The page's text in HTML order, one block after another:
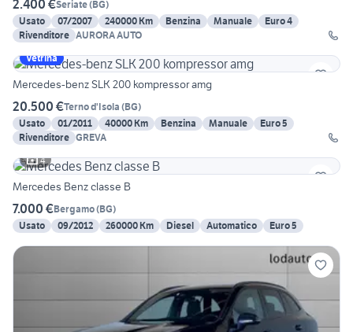
2.400 €Seriate(BG)
Usato
07/2007 240000 Km Benzina Manuale
Euro 4
Rivenditore AURORA AUTO
Vetrina
Mercedes-benz SLK 200 kompressor amg
20.500 €Terno d'Isola (BG)
Usato
01/2011 40000 Km Benzina Manuale
Euro 5
Rivenditore GREVA
4
Mercedes Benz classe B
7.000 €Bergamo(BG)
Usato
09/2012 260000 Km Diesel Automatico Euro 5